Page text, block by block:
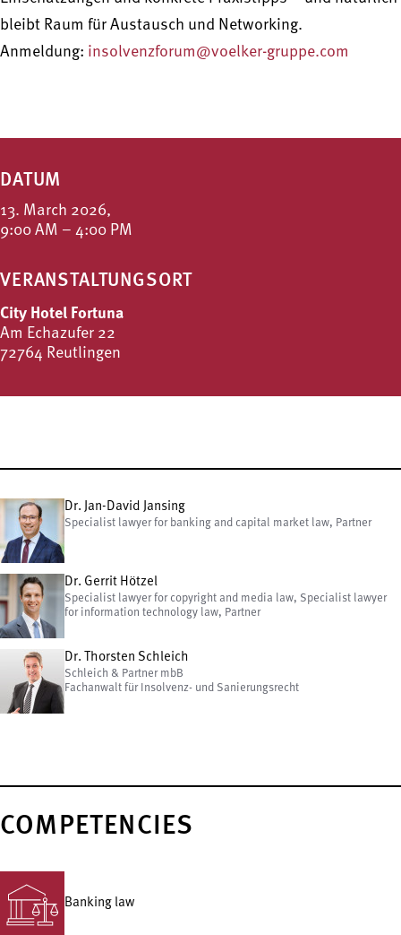
bleibt Raum für Austausch und Networking.
Anmeldung: insolvenzforum@voelker-gruppe.com
DATUM
13. March 2026,
9:00 AM – 4:00 PM
VERANSTALTUNGSORT
City Hotel Fortuna
Am Echazufer 22
72764 Reutlingen
Dr. Jan-David Jansing
Specialist lawyer for banking and capital market law, Partner
Dr. Gerrit Hötzel
Specialist lawyer for copyright and media law, Specialist lawyer
for information technology law, Partner
Dr. Thorsten Schleich
Schleich & Partner mbB
Fachanwalt für Insolvenz- und Sanierungsrecht
COMPETENCIES
Banking law